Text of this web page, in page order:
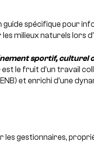
guide spécifique pour
milieux naturels lors
sportif, culturel
est le fruit d’un travail
et enrichi d’une
les gestionnaires,